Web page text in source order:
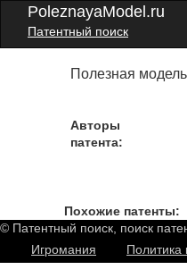
PoleznayaModel.ru
Патентный поиск
Полезная
Авторы
патента:
Похожие патенты:
© Патентный поиск, поиск
Игромания
Политика